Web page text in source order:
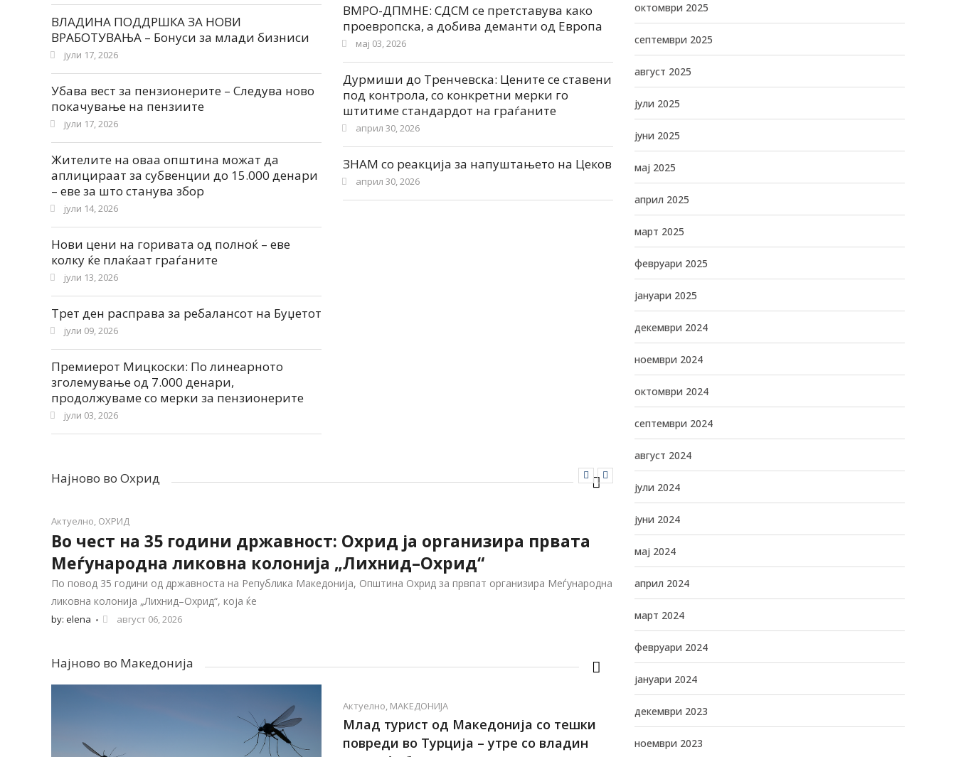
ВЛАДИНА ПОДДРШКА ЗА НОВИ
ВРАБОТУВАЊА – Бонуси за млади бизниси
јули 17, 2026
Убава вест за пензионерите – Следува ново
покачување на пензиите
јули 17, 2026
Жителите на оваа општина можат да
аплицираат за субвенции до 15.000 денари
– еве за што станува збор
јули 14, 2026
Нови цени на горивата од полноќ – еве
колку ќе плаќаат граѓаните
јули 13, 2026
Трет ден расправа за ребалансот на Буџетот
јули 09, 2026
Премиерот Мицкоски: По линеарното
зголемување од 7.000 денари,
продолжуваме со мерки за пензионерите
јули 03, 2026
ВМРО-ДПМНЕ: СДСМ се претставува како
проевропска, а добива деманти од Европа
мај 03, 2026
Дурмиши до Тренчевска: Цените се ставени
под контрола, со конкретни мерки го
штитиме стандардот на граѓаните
април 30, 2026
ЗНАМ со реакција за напуштањето на Цеков
април 30, 2026
Најново во Охрид
Актуелно, ОХРИД
Во чест на 35 години државност: Охрид ја организира првата
Меѓународна ликовна колонија „Лихнид–Охрид“
По повод 35 години од државноста на Република Македонија, Општина Охрид за првпат организира Меѓународна
ликовна колонија „Лихнид–Охрид“, која ќе
by: elena август 06, 2026
Најново во Македонија
Актуелно, МАКЕДОНИЈА
Млад турист од Македонија со тешки
повреди во Турција – утре со владин
октомври 2025
септември 2025
август 2025
јули 2025
јуни 2025
мај 2025
април 2025
март 2025
февруари 2025
јануари 2025
декември 2024
ноември 2024
октомври 2024
септември 2024
август 2024
јули 2024
јуни 2024
мај 2024
април 2024
март 2024
февруари 2024
јануари 2024
декември 2023
ноември 2023